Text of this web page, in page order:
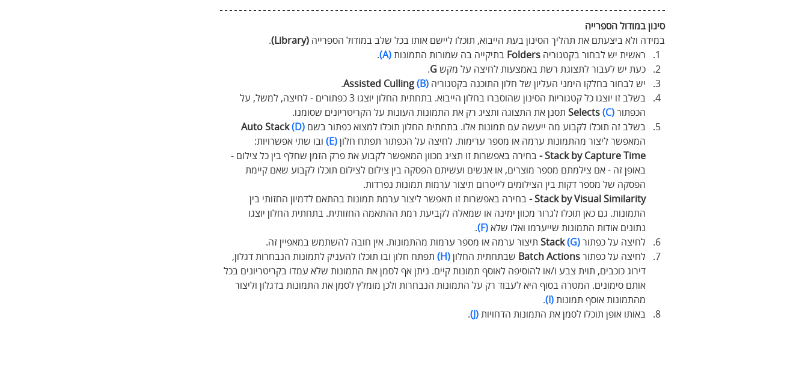
סינון במודול הספרייה
במידה ולא ביצעתם את תהליך הסינון בעת הייבוא, תוכלו ליישם אותו בכל שלב במודול הספרייה (Library)
.
ראשית יש לבחור בקטגוריה Folders בתיקייה בה שמורות התמונות (A)
.
כעת יש לעבור לתצוגת רשת באמצעות לחיצה על מקש G
.
יש לבחור בחלקו הימני העליון של חלון התוכנה בקטגוריה (B)
Assisted Culling
.
בשלב זו יוצגו כל קטגוריות הסינון שהוסברו בחלון הייבוא. בתחתית החלון יוצגו 3 כפתורים - לחיצה, למשל, על
הכפתור (C)
Selects תסנן את התצוגה ותציג רק את התמונות העונות על הקריטריונים שסומנו.
בשלב זה תוכלו לקבוע מה ייעשה עם תמונות אלו. בתחתית החלון תוכלו למצוא כפתור בשם (D)
Auto Stack
המאפשר ליצור מהתמונות ערמה או מספר ערימות. לחיצה על הכפתור תפתח חלון (E)
ובו שתי אפשרויות:
Stack by Capture Time - בחירה באפשרות זו תציג מכוון המאפשר לקבוע את פרק הזמן שחלף בין כל צילום -
באופן זה - אם צילמתם מספר מוצרים, או אנשים ועשיתם הפסקה בין צילום לצילום תוכלו לקבוע שאם קיימת
הפסקה של מספר דקות בין הצילומים לייטרום תיצור ערמות תמונות נפרדות.
Stack by Visual Similarity - בחירה באפשרות זו תאפשר ליצור ערמת תמונות בהתאם לדמיון החזותי בין
התמונות. גם כאן תוכלו לגרור מכוון ימינה או שמאלה לקביעת רמת ההתאמה החזותית. בתחתית החלון יוצגו
נתונים אודות התמונות שייערמו ואלו שלא (F)
.
לחיצה על כפתור (G)
Stack
תיצור ערמה או מספר ערמות מהתמונות. אין חובה להשתמש במאפיין זה.
לחיצה על כפתור Batch Actions שבתחתית החלון (H)
תפתח חלון ובו תוכלו להעניק לתמונות הנבחרות דגלון,
דירוג כוכבים, תוית צבע ו/או להוסיפה לאוסף תמונות קיים. ניתן אף לסמן את התמונות שלא עמדו בקריטריונים בכל
אותם סימונים. המטרה בסוף היא לעבוד רק על התמונות הנבחרות ולכן מומלץ לסמן את התמונות בדגלון וליצור
מהתמונות אוסף תמונות (I)
.
באותו אופן תוכלו לסמן את התמונות הדחויות (J)
.